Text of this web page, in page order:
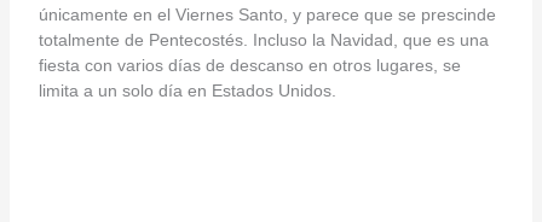
únicamente en el Viernes Santo, y parece que se prescinde
totalmente de Pentecostés. Incluso la Navidad, que es una
fiesta con varios días de descanso en otros lugares, se
limita a un solo día en Estados Unidos.